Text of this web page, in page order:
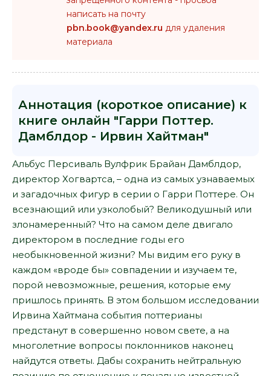
написать на почту
pbn.book@yandex.ru для удаления
материала
Аннотация (короткое описание) к
книге онлайн "Гарри Поттер.
Дамблдор - Ирвин Хайтман"
Альбус Персиваль Вулфрик Брайан Дамблдор,
директор Хогвартса, – одна из самых узнаваемых
и загадочных фигур в серии о Гарри Поттере. Он
всезнающий или узколобый? Великодушный или
злонамеренный? Что на самом деле двигало
директором в последние годы его
необыкновенной жизни? Мы видим его руку в
каждом «вроде бы» совпадении и изучаем те,
порой невозможные, решения, которые ему
пришлось принять. В этом большом исследовании
Ирвина Хайтмана события поттерианы
предстанут в совершенно новом свете, а на
многолетние вопросы поклонников наконец
найдутся ответы. Дабы сохранить нейтральную